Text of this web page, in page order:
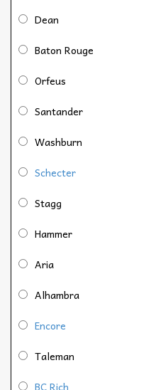
Dean
Baton Rouge
Orfeus
Santander
Washburn
Schecter
Stagg
Hammer
Aria
Alhambra
Encore
Taleman
BC Rich